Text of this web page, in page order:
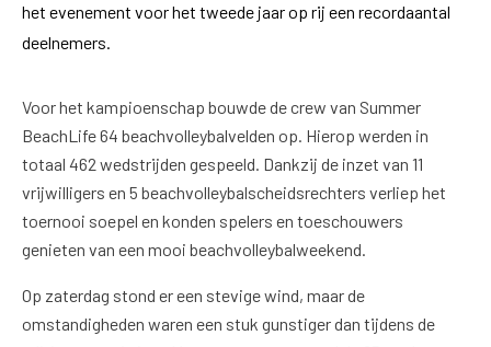
het evenement voor het tweede jaar op rij een recordaantal
deelnemers.
Voor het kampioenschap bouwde de crew van Summer
BeachLife 64 beachvolleybalvelden op. Hierop werden in
totaal 462 wedstrijden gespeeld. Dankzij de inzet van 11
vrijwilligers en 5 beachvolleybalscheidsrechters verliep het
toernooi soepel en konden spelers en toeschouwers
genieten van een mooi beachvolleybalweekend.
Op zaterdag stond er een stevige wind, maar de
omstandigheden waren een stuk gunstiger dan tijdens de